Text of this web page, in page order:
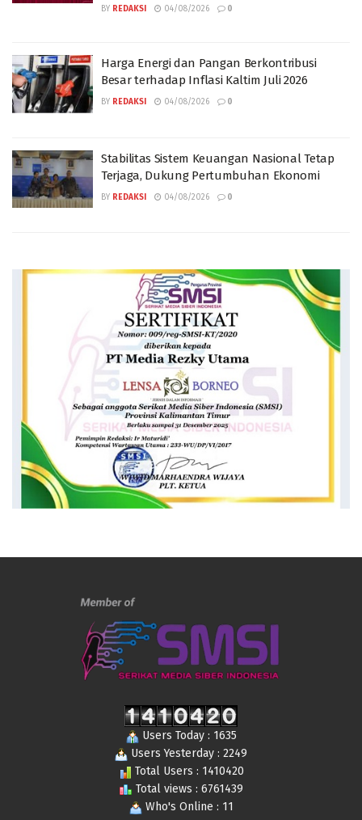
BY REDAKSI 04/08/2026 0
Harga Energi dan Pangan Berkontribusi
Besar terhadap Inflasi Kaltim Juli 2026
BY REDAKSI 04/08/2026 0
Stabilitas Sistem Keuangan Nasional Tetap
Terjaga, Dukung Pertumbuhan Ekonomi
BY REDAKSI 04/08/2026 0
Users Today : 1635
Users Yesterday : 2249
Total Users : 1410420
Total views : 6761439
Who's Online : 11